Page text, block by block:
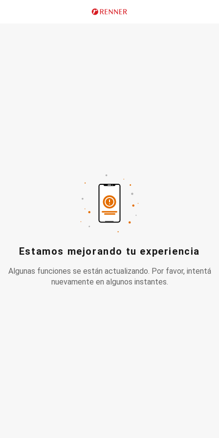
Estamos mejorando tu experiencia
Algunas funciones se están actualizando. Por favor, intentá
nuevamente en algunos instantes.